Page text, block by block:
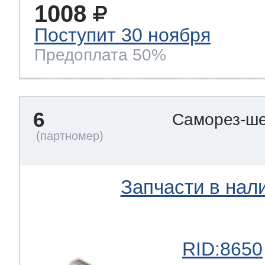
1008
Поступит 30 ноября
Предоплата 50%
6 Саморез-
Запчасти в
RID:8650